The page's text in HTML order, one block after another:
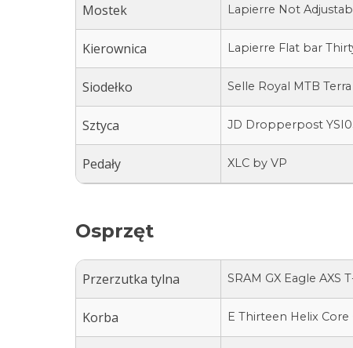
Mostek Lapierre Not
Kierownica Lapierre Flat bar
Siodełko Selle Royal MTB
Sztyca JD Dropperpost
Pedały XLC by VP
Osprzęt
Przerzutka tylna SRAM GX Eagle AXS
Korba E Thirteen Helix Core